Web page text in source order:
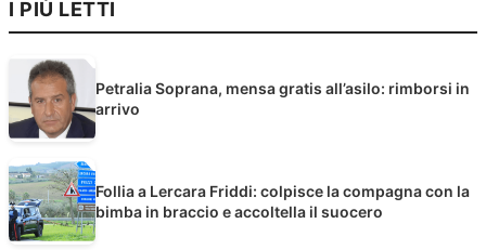
I PIÙ LETTI
Petralia Soprana, mensa gratis all’asilo: rimborsi in
arrivo
Follia a Lercara Friddi: colpisce la compagna con la
bimba in braccio e accoltella il suocero